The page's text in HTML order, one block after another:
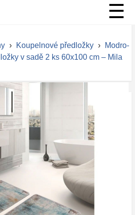
☰
› Koupelnové předložky ›
Modro-
v sadě 2 ks 60x100 cm – Mila